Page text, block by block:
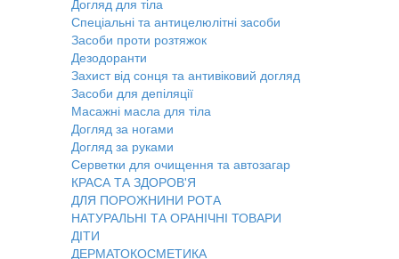
Догляд для тіла
Спеціальні та антицелюлітні засоби
Засоби проти розтяжок
Дезодоранти
Захист від сонця та антивіковий догляд
Засоби для депіляції
Масажні масла для тіла
Догляд за ногами
Догляд за руками
Серветки для очищення та автозагар
КРАСА ТА ЗДОРОВ'Я
ДЛЯ ПОРОЖНИНИ РОТА
НАТУРАЛЬНІ ТА ОРАНІЧНІ ТОВАРИ
ДІТИ
ДЕРМАТОКОСМЕТИКА